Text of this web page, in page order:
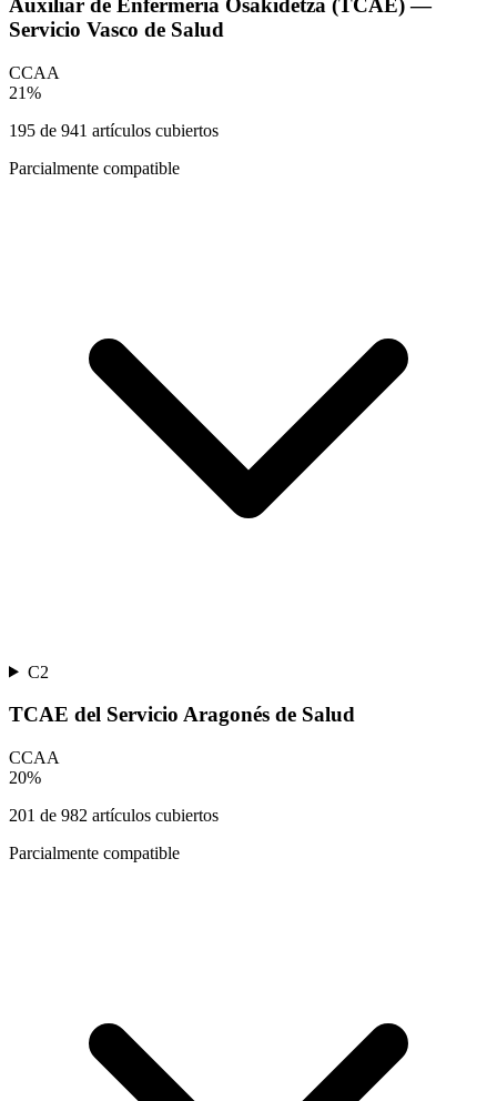
Auxiliar de Enfermería Osakidetza (TCAE) —
Servicio Vasco de Salud
CCAA
21%
195 de 941 artículos cubiertos
Parcialmente compatible
C2
TCAE del Servicio Aragonés de Salud
CCAA
20%
201 de 982 artículos cubiertos
Parcialmente compatible